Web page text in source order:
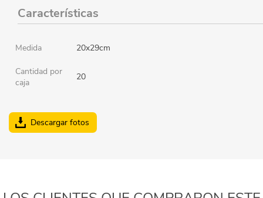
Características
Medida 20x29cm
Cantidad por
caja
20
Descargar fotos